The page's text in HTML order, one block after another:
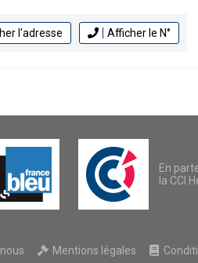
l'adresse Afficher le N°
En
la CCI
Mentions légales